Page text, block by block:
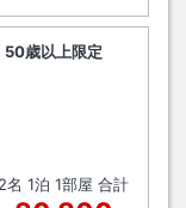
50歳以上限定
2名 1泊 1部屋 合計